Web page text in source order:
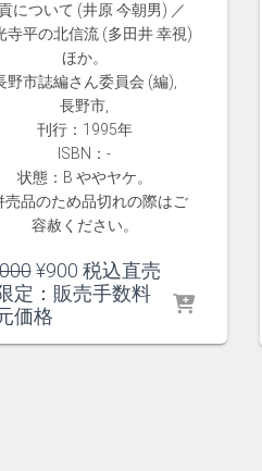
について (井原 今朝男) ／
寺平の北信流 (多田井 幸視)
ほか。
野市誌編さん委員会 (編),
長野市,
刊行：1995年
ISBN：-
状態：B ややヤケ。
売品のため品切れの際はご
容赦ください。
元
の
価
¥900現
在
税込直売
定：販売手数料
価格